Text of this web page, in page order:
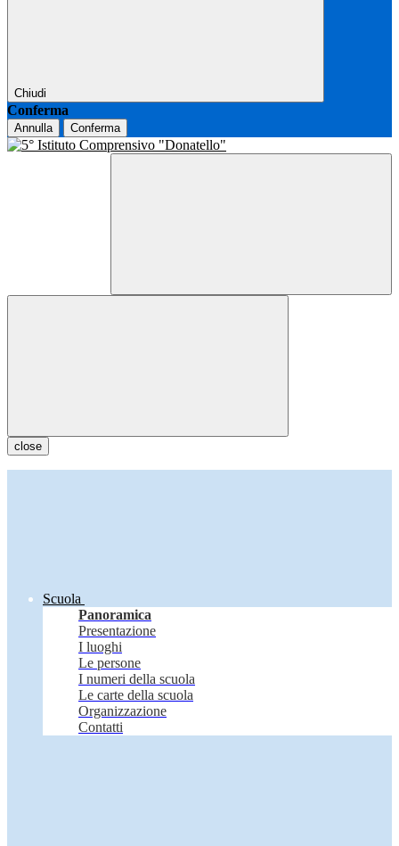
Chiudi
Conferma
Annulla Conferma
close
Scuola
Panoramica
Presentazione
I luoghi
Le persone
I numeri della scuola
Le carte della scuola
Organizzazione
Contatti